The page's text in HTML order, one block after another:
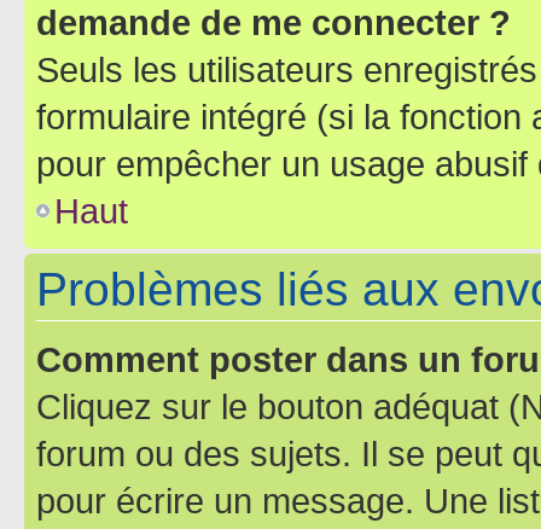
demande de me connecter ?
Seuls les utilisateurs
formulaire intégré (si la fonction
pour empêcher un usage
Haut
Problèmes liés aux
Comment poster dans un
Cliquez sur le bouton adéquat
forum ou des sujets. Il se peut
pour écrire un message. Une